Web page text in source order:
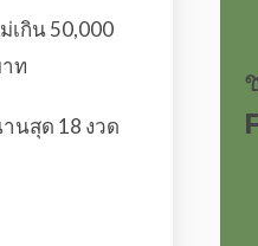
เกิน 50,000
ท
นสุด 18 งวด